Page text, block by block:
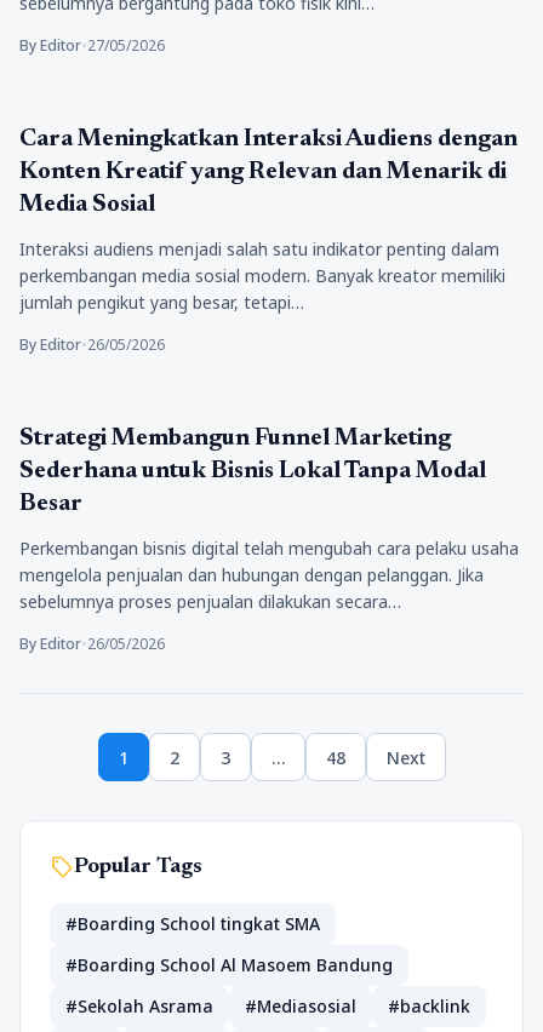
By Editor•27/05/2026
Bisnis
Cara Meningkatkan Interaksi Audiens dengan
Konten Kreatif yang Relevan dan Menarik di
Media Sosial
Interaksi audiens menjadi salah satu indikator penting dalam
perkembangan media sosial modern. Banyak kreator memiliki
jumlah pengikut yang besar, tetapi…
By Editor•26/05/2026
Bisnis
Strategi Membangun Funnel Marketing
Sederhana untuk Bisnis Lokal Tanpa Modal
Besar
Perkembangan bisnis digital telah mengubah cara pelaku usaha
mengelola penjualan dan hubungan dengan pelanggan. Jika
sebelumnya proses penjualan dilakukan secara…
By Editor•26/05/2026
Page
1 Page
2 Page
3 … Page
48 Next
sellPopular Tags
#Boarding School tingkat SMA
#Boarding School Al Masoem Bandung
#Sekolah Asrama
#Mediasosial
#backlink